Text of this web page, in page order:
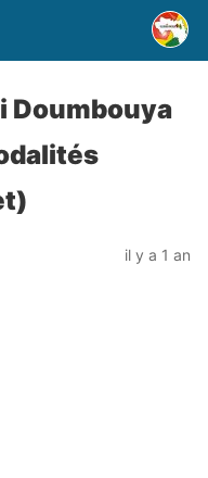
Doumbouya
il y a 1 an